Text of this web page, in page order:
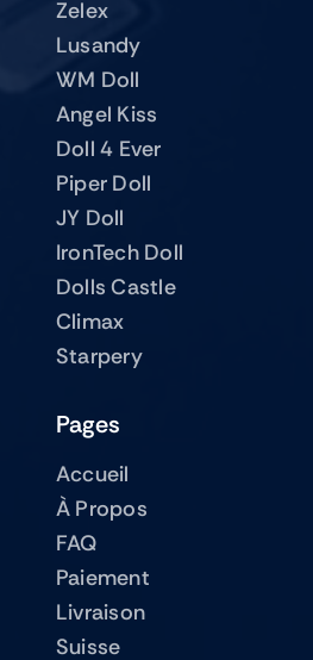
Zelex
Lusandy
WM Doll
Angel Kiss
Doll 4 Ever
Piper Doll
JY Doll
IronTech Doll
Dolls Castle
Climax
Starpery
Pages
Accueil
À Propos
FAQ
Paiement
Livraison
Suisse